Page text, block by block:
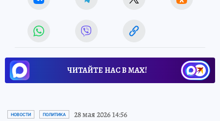
ЧИТАЙТЕ НАС В МАХ!
НОВОСТИ ПОЛИТИКА 28 мая 2026 14:56